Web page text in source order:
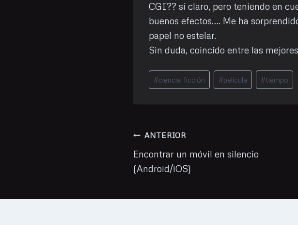
CGI?? sí claro, pero teniendo en
buenos efectos…. Me ha
papel no estelar.
Sin duda, coincido entre las
Etiquetas
de
#ciencia-ficción #película #tiempo
Navegación
de
entradas
ANTERIOR
Encontrar un móvil en silencio
(Android/iOS)